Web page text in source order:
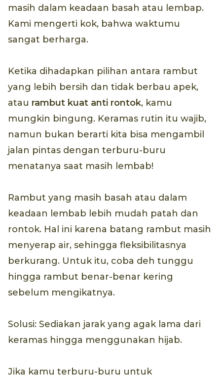
masih dalam keadaan basah atau lembap.
Kami mengerti kok, bahwa waktumu
sangat berharga.
Ketika dihadapkan pilihan antara rambut
yang lebih bersih dan tidak berbau apek,
atau rambut kuat anti rontok, kamu
mungkin bingung. Keramas rutin itu wajib,
namun bukan berarti kita bisa mengambil
jalan pintas dengan terburu-buru
menatanya saat masih lembab!
Rambut yang masih basah atau dalam
keadaan lembab lebih mudah patah dan
rontok. Hal ini karena batang rambut masih
menyerap air, sehingga fleksibilitasnya
berkurang. Untuk itu, coba deh tunggu
hingga rambut benar-benar kering
sebelum mengikatnya.
Solusi: Sediakan jarak yang agak lama dari
keramas hingga menggunakan hijab.
Jika kamu terburu-buru untuk